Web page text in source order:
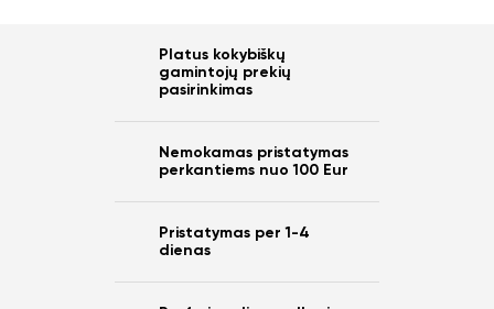
Platus kokybiškų
gamintojų prekių
pasirinkimas
Nemokamas pristatymas
perkantiems nuo 100 Eur
Pristatymas per 1-4
dienas